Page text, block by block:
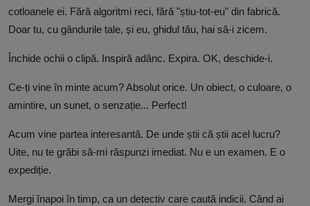
cotloanele ei. Fără algoritmi reci, fără "știu-tot-eu" din fabrică.
Doar tu, cu gândurile tale, și eu, ghidul tău, hai să-i zicem.
Închide ochii o clipă. Inspiră adânc. Expira. OK, deschide-i.
Ce-ți vine în minte acum? Absolut orice. Un obiect, o culoare, o
amintire, un sunet, o senzație... Perfect!
Acum vine partea interesantă. De unde știi că știi acel lucru?
Uite, nu te grăbi să-mi răspunzi imediat. Nu e un examen. E o
expediție.
Mergi înapoi în timp, ca un detectiv care caută indicii. Când ai